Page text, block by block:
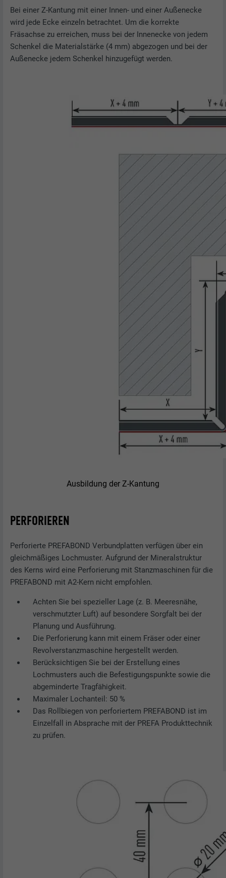
Bei einer Z-Kantung mit einer Innen- und einer Außenecke
wird jede Ecke einzeln betrachtet. Um die korrekte
Fräsachse zu erreichen, muss bei der Innenecke von jedem
Schenkel die Materialstärke (4 mm) abgezogen und bei der
Außenecke jedem Schenkel hinzugefügt werden.
Ausbildung der Z-Kantung
PERFORIEREN
Perforierte PREFABOND Verbundplatten verfügen über ein
gleichmäßiges Lochmuster. Aufgrund der Mineralstruktur
des Kerns wird eine Perforierung mit Stanzmaschinen für die
PREFABOND mit A2-Kern nicht empfohlen.
Achten Sie bei spezieller Lage (z. B. Meeresnähe,
verschmutzter Luft) auf besondere Sorgfalt bei der
Planung und Ausführung.
Die Perforierung kann mit einem Fräser oder einer
Revolverstanzmaschine hergestellt werden.
Berücksichtigen Sie bei der Erstellung eines
Lochmusters auch die Befestigungspunkte sowie die
abgeminderte Tragfähigkeit.
Maximaler Lochanteil: 50 %
Das Rollbiegen von perforiertem PREFABOND ist im
Einzelfall in Absprache mit der PREFA Produkttechnik
zu prüfen.